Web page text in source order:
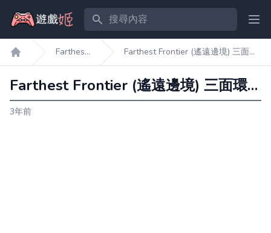
搜尋內容
遊戲姬首頁
Farthest
Frontier
Farthest Frontier (遙遠邊境) 三面環
水低地湖地圖種子分享
Farthest Frontier (遙遠邊境) 三面環水低地湖地圖種子分享
3年前